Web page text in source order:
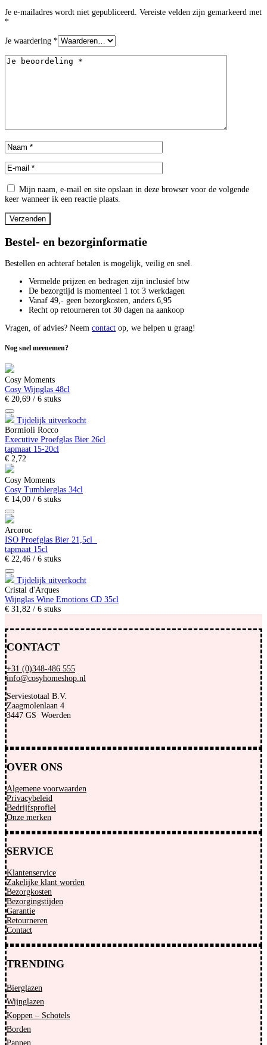
Je e-mailadres wordt niet gepubliceerd. Vereiste velden zijn gemarkeerd met
*
Je waardering *
Mijn naam, e-mail en site opslaan in deze browser voor de volgende
keer wanneer ik een reactie plaats.
Bestel- en bezorginformatie
Bestellen en achteraf betalen is mogelijk, veilig en snel.
Vermelde prijzen en bedragen zijn inclusief btw
De bezorgtijd is momenteel 1 tot 3 werkdagen
Vanaf 49,- geen bezorgkosten, anders 6, 95
Recht op retourneren tot 30 dagen na aankoop
Vragen, of advies? Neem contact op, we helpen u graag!
Nog snel meenemen?
Cosy Moments
Cosy Wijnglas 48cl
€ 20,69 / 6 stuks
Tijdelijk uitverkocht
Bormioli Rocco
Executive Proefglas Bier 26cl
tapmaat 15-20cl
€ 2,72
Cosy Moments
Cosy Tumblerglas 34cl
€ 14,00 / 6 stuks
Arcoroc
ISO Proefglas Bier 21,5cl
tapmaat 15cl
€ 22,46 / 6 stuks
Tijdelijk uitverkocht
Cristal d'Arques
Wijnglas Wine Emotions CD 35cl
€ 31,82 / 6 stuks
CONTACT
+31 (0)348-486 555
info@cosyhomeshop.nl
Serviestotaal B.V.
Zaagmolenlaan 4
3447 GS Woerden
OVER ONS
Algemene voorwaarden
Privacybeleid
Bedrijfsprofiel
Onze merken
SERVICE
Klantenservice
Zakelijke klant worden
Bezorgkosten
Bezorgingstijden
Garantie
Retourneren
Contact
TRENDING
Bierglazen
Wijnglazen
Koppen – Schotels
Borden
Pannen